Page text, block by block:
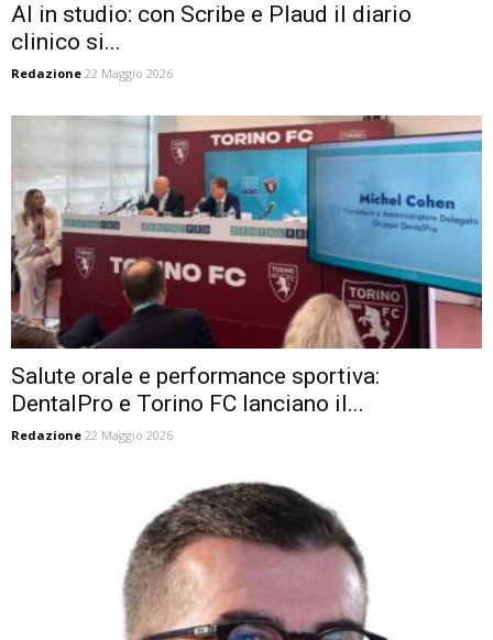
AI in studio: con Scribe e Plaud il diario
clinico si...
Redazione 22 Maggio 2026
Salute orale e performance sportiva:
DentalPro e Torino FC lanciano il...
Redazione 22 Maggio 2026